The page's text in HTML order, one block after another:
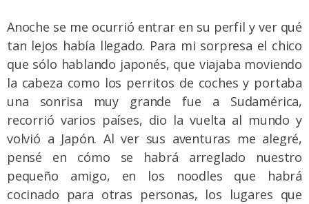
Anoche se me ocurrió entrar en su perfil y ver qué
tan lejos había llegado. Para mi sorpresa el chico
que sólo hablando japonés, que viajaba moviendo
la cabeza como los perritos de coches y portaba
una sonrisa muy grande fue a Sudamérica,
recorrió varios países, dio la vuelta al mundo y
volvió a Japón. Al ver sus aventuras me alegré,
pensé en cómo se habrá arreglado nuestro
pequeño amigo, en los noodles que habrá
cocinado para otras personas, los lugares que